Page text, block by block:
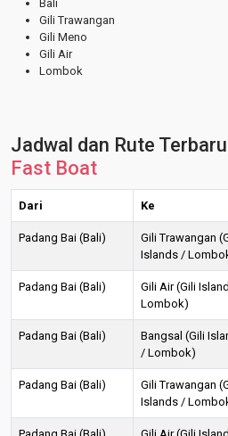
Bali
Gili Trawangan
Gili Meno
Gili Air
Lombok
Jadwal dan Rute Terbaru
Fast Boat
Dari Ke
Padang Bai (Bali)
Gili Trawangan
Islands /
Padang Bai (Bali)
Gili Air (Gili
Lombok)
Padang Bai (Bali)
Bangsal (Gili
/ Lombok)
Padang Bai (Bali)
Gili Trawangan
Islands /